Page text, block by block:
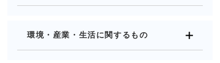
環境・産業・生活に関するもの